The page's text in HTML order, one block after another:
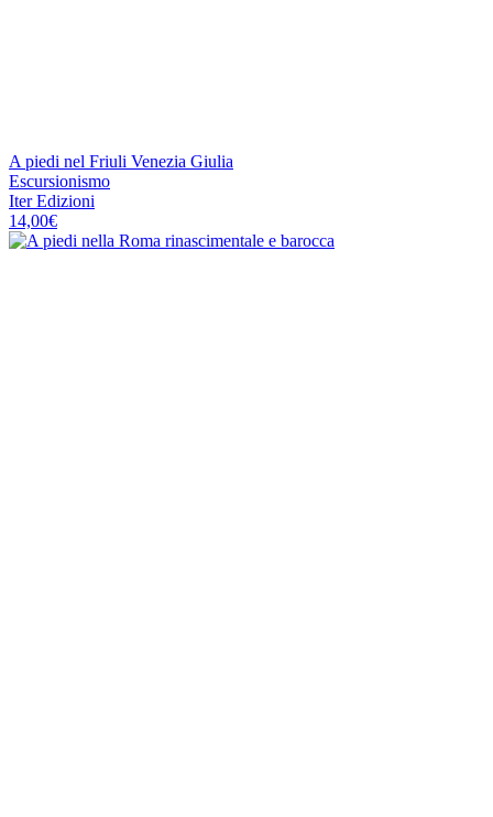
A piedi nel Friuli Venezia Giulia
Escursionismo
Iter Edizioni
14,00€